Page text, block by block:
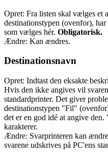
Opret: Fra listen skal vælges et
destinationstypen (ovenfor),
som vælges hér. Obligatorisk.
Ændre: Kan ændres.
Destinationsnavn
Opret: Indtast den eksakte
Hvis den ikke angives vil
standardprinter. Det giver
destinationstypen "Fil"
det er en god idé at angive
karakterer.
Ændre: Svarprinteren kan
svarene udskrives på PC'ens